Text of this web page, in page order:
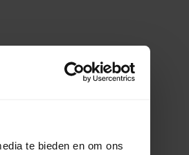
te bieden en om ons